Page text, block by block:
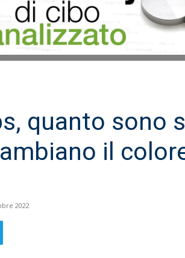
quanto sono
il
2022